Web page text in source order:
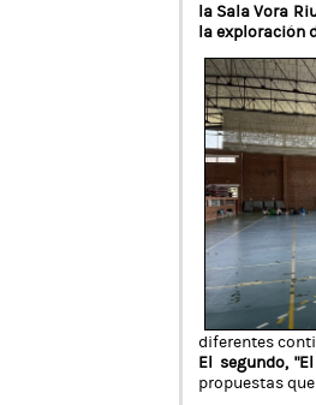
la Sala Vora
la exploración
diferentes
El segundo,
propuestas